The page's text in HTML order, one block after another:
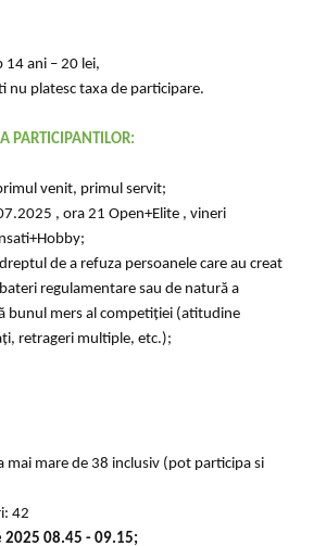
14 ani – 20 lei,
nu platesc taxa de participare.
PARTICIPANTILOR:
venit, primul servit;
, ora 21 Open+Elite , vineri
de a refuza persoanele care au creat
regulamentare sau de natură a
bunul mers al competiției (atitudine
retrageri multiple, etc.);
mai mare de 38 inclusiv (pot participa si
42
2025 08.45 - 09.15;